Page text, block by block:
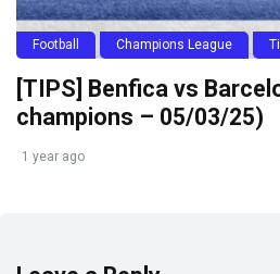
Football Champions League
[TIPS] Benfica vs
champions – 05/03/25)
1 year ago